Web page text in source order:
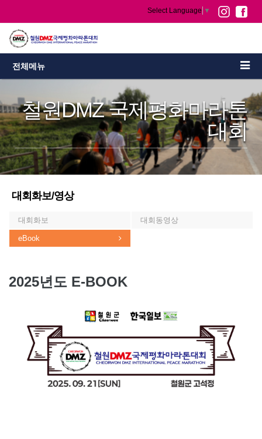
Select Language ▼
전체메뉴
철원DMZ 국제평화마라톤
대회
대회화보/영상
대회화보 대회동영상
eBook
2025년도 E-BOOK